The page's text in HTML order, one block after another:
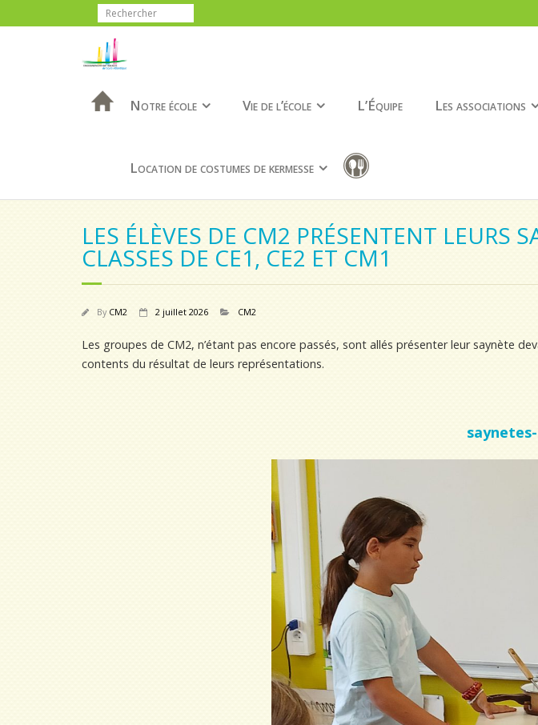
Notre école Vie de l’école L’Équipe Les associations
Location de costumes de kermesse
LES ÉLÈVES DE CM2 PRÉSENTENT LEURS
CLASSES DE CE1, CE2 ET CM1
By CM2 2 juillet 2026 CM2
Les groupes de CM2, n’étant pas encore passés, sont allés présenter leur saynète
contents du résultat de leurs représentations.